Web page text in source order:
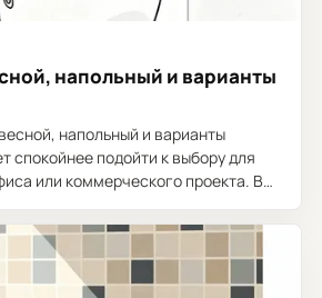
напольный и варианты
напольный и варианты
спокойнее подойти к выбору для
или коммерческого проекта. В